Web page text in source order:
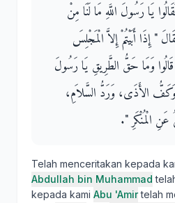
يَا رَسُولَ اللَّهِ مَا لَنَا مِنْ
‏"‏ إِذَا أَبَيْتُمْ إِلاَّ الْمَجْلِسَ
وَمَا حَقُّ الطَّرِيقِ يَا رَسُولَ
الأَذَى، وَرَدُّ السَّلاَمِ،
عَنِ الْمُنْكَرِ ‏"‏‏.‏
Telah menceritakan kepada
Abdullah bin Muhammad
kepada kami Abu 'Amirtelah